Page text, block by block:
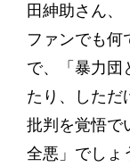
田紳助さん、
ファンでも何
で、「暴力団
たり、しただ
批判を覚悟で
全悪」でしょ